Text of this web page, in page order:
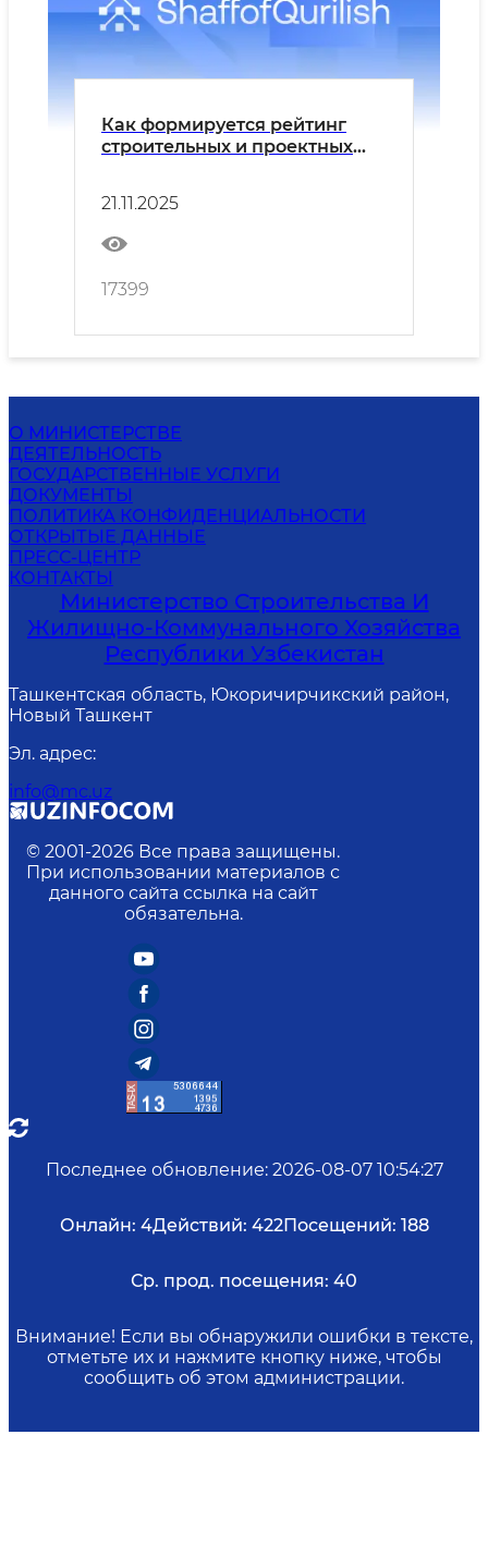
Как формируется рейтинг
строительных и проектных
21.11.2025
17399
О МИНИСТЕРСТВЕ
ДЕЯТЕЛЬНОСТЬ
ГОСУДАРСТВЕННЫЕ УСЛУГИ
ДОКУМЕНТЫ
ПОЛИТИКА КОНФИДЕНЦИАЛЬНОСТИ
ОТКРЫТЫЕ ДАННЫЕ
ПРЕСС-ЦЕНТР
КОНТАКТЫ
Министерство Строительства И
Жилищно-Коммунального Хозяйства
Республики Узбекистан
Ташкентская область, Юкоричирчикский район,
Новый Ташкент
Эл. адрес:
info@mc.uz
© 2001-2026 Все права защищены.
При использовании материалов с
данного сайта ссылка на сайт
обязательна.
Последнее обновление: 2026-08-07 10:54:27
Онлайн: 4Действий: 422Посещений: 188
Ср. прод. посещения: 40
Внимание! Если вы обнаружили ошибки в тексте,
отметьте их и нажмите кнопку ниже, чтобы
сообщить об этом администрации.